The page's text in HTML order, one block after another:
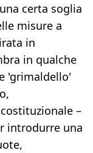
certa soglia
misure a
in
in qualche
'grimaldello'
–
introdurre una